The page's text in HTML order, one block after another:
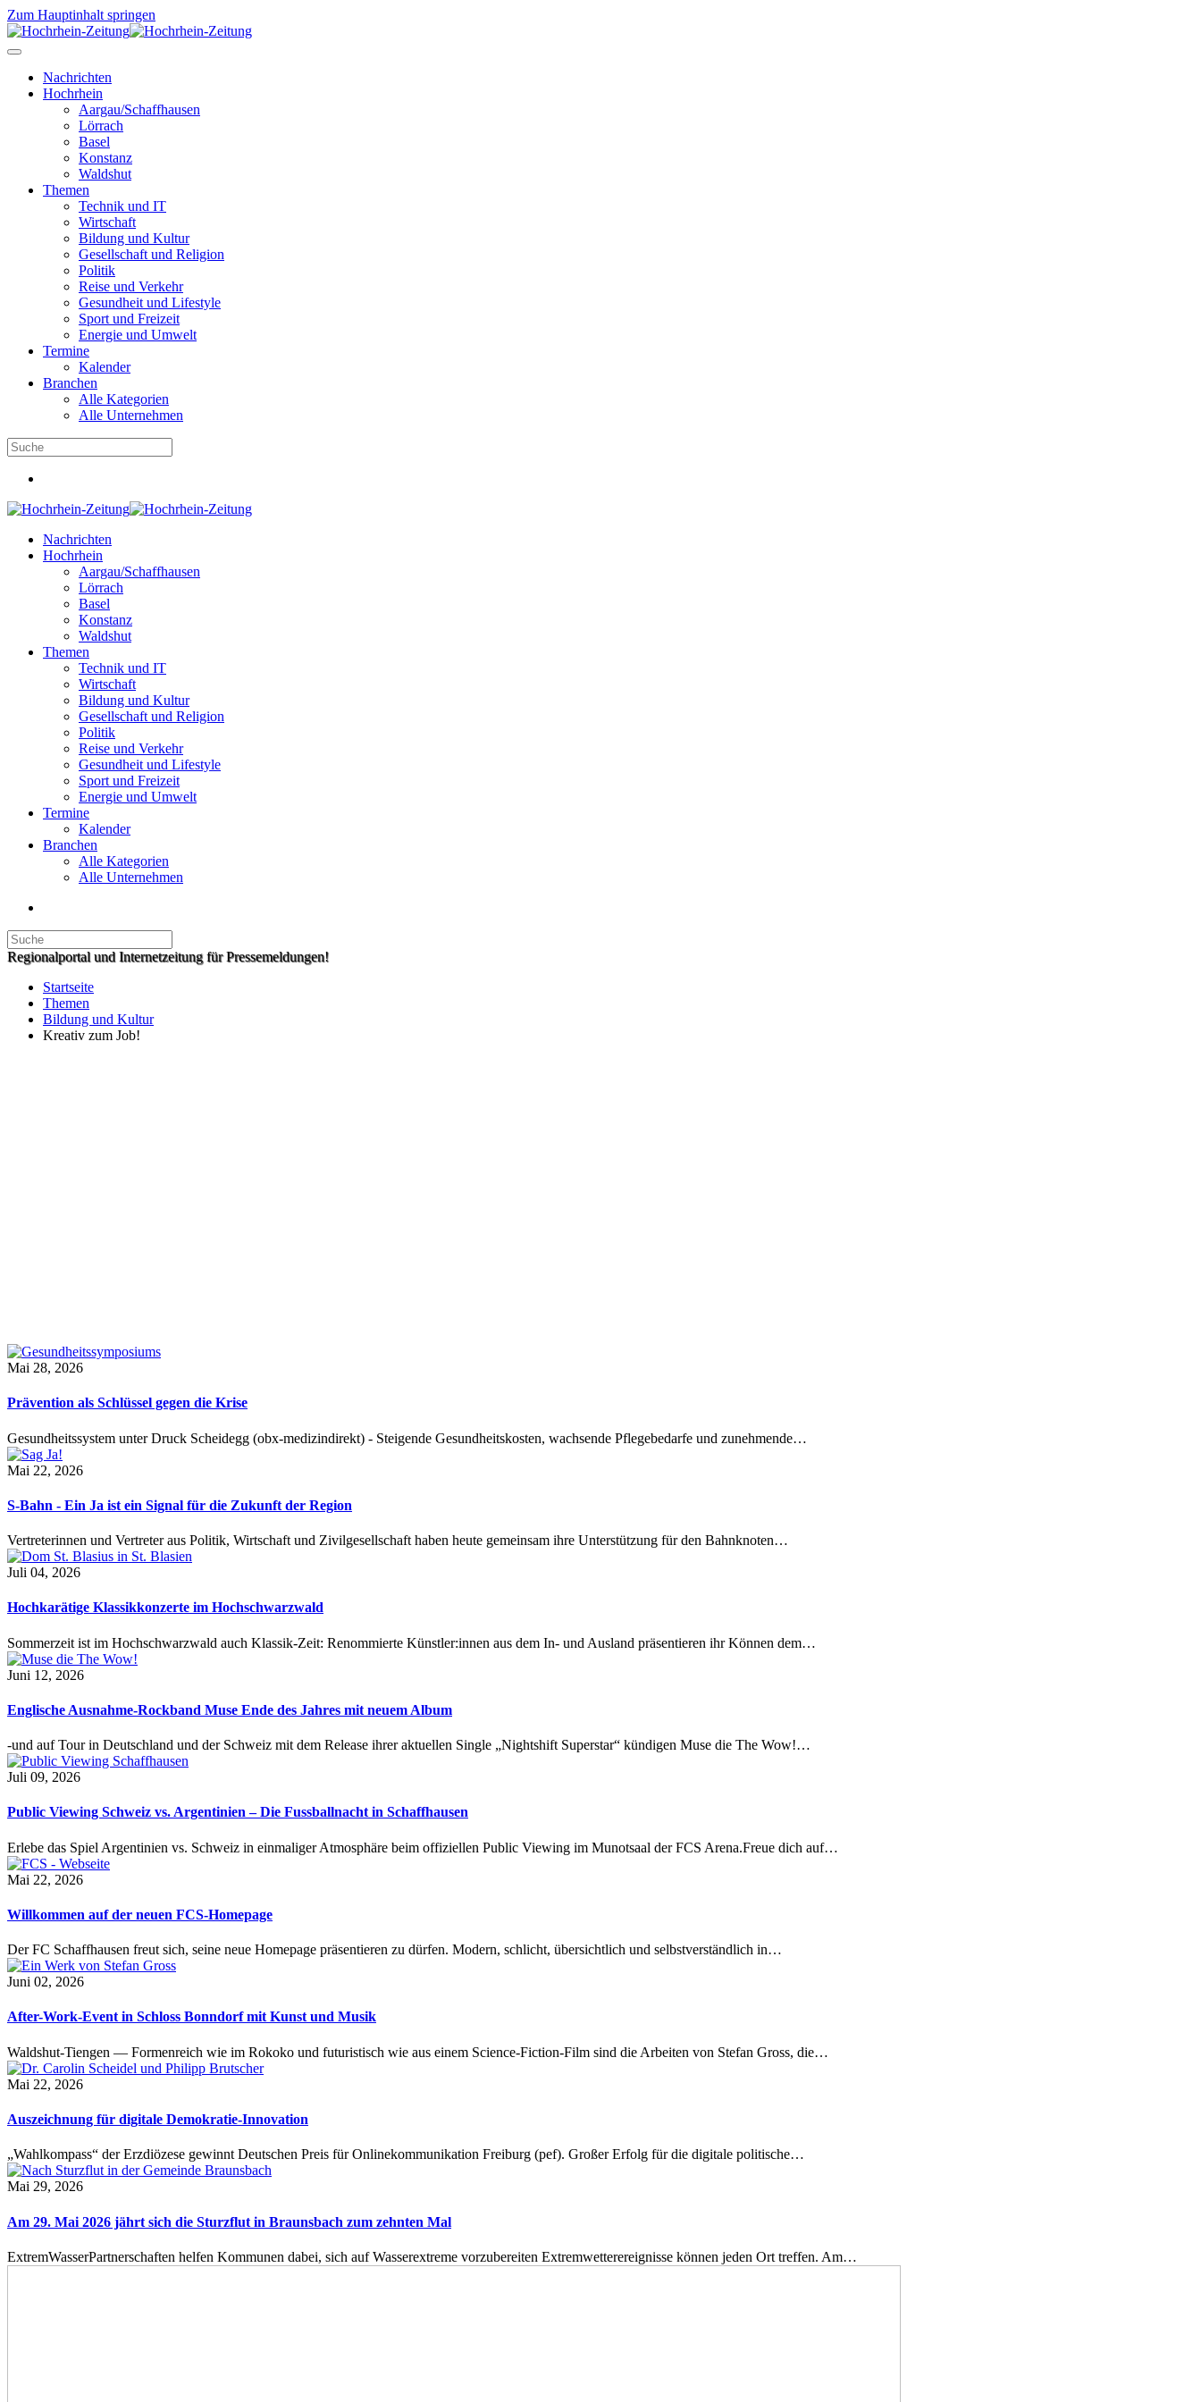
Zum Hauptinhalt springen
Nachrichten
Hochrhein
Aargau/Schaffhausen
Lörrach
Basel
Konstanz
Waldshut
Themen
Technik und IT
Wirtschaft
Bildung und Kultur
Gesellschaft und Religion
Politik
Reise und Verkehr
Gesundheit und Lifestyle
Sport und Freizeit
Energie und Umwelt
Termine
Kalender
Branchen
Alle Kategorien
Alle Unternehmen
Nachrichten
Hochrhein
Aargau/Schaffhausen
Lörrach
Basel
Konstanz
Waldshut
Themen
Technik und IT
Wirtschaft
Bildung und Kultur
Gesellschaft und Religion
Politik
Reise und Verkehr
Gesundheit und Lifestyle
Sport und Freizeit
Energie und Umwelt
Termine
Kalender
Branchen
Alle Kategorien
Alle Unternehmen
Regionalportal und Internetzeitung für Pressemeldungen!
Startseite
Themen
Bildung und Kultur
Kreativ zum Job!
Mai 28, 2026
Prävention als Schlüssel gegen die Krise
Gesundheitssystem unter Druck Scheidegg (obx-medizindirekt) - Steigende Gesundheitskosten, wachsende Pflegebedarfe und zunehmende…
Mai 22, 2026
S-Bahn - Ein Ja ist ein Signal für die Zukunft der Region
Vertreterinnen und Vertreter aus Politik, Wirtschaft und Zivilgesellschaft haben heute gemeinsam ihre Unterstützung für den Bahnknoten…
Juli 04, 2026
Hochkarätige Klassikkonzerte im Hochschwarzwald
Sommerzeit ist im Hochschwarzwald auch Klassik-Zeit: Renommierte Künstler:innen aus dem In- und Ausland präsentieren ihr Können dem…
Juni 12, 2026
Englische Ausnahme-Rockband Muse Ende des Jahres mit neuem Album
-und auf Tour in Deutschland und der Schweiz mit dem Release ihrer aktuellen Single „Nightshift Superstar“ kündigen Muse die The Wow!…
Juli 09, 2026
Public Viewing Schweiz vs. Argentinien – Die Fussballnacht in Schaffhausen
Erlebe das Spiel Argentinien vs. Schweiz in einmaliger Atmosphäre beim offiziellen Public Viewing im Munotsaal der FCS Arena.Freue dich auf…
Mai 22, 2026
Willkommen auf der neuen FCS-Homepage
Der FC Schaffhausen freut sich, seine neue Homepage präsentieren zu dürfen. Modern, schlicht, übersichtlich und selbstverständlich in…
Juni 02, 2026
After-Work-Event in Schloss Bonndorf mit Kunst und Musik
Waldshut-Tiengen — Formenreich wie im Rokoko und futuristisch wie aus einem Science-Fiction-Film sind die Arbeiten von Stefan Gross, die…
Mai 22, 2026
Auszeichnung für digitale Demokratie-Innovation
„Wahlkompass“ der Erzdiözese gewinnt Deutschen Preis für Onlinekommunikation Freiburg (pef). Großer Erfolg für die digitale politische…
Mai 29, 2026
Am 29. Mai 2026 jährt sich die Sturzflut in Braunsbach zum zehnten Mal
ExtremWasserPartnerschaften helfen Kommunen dabei, sich auf Wasserextreme vorzubereiten Extremwetterereignisse können jeden Ort treffen. Am…